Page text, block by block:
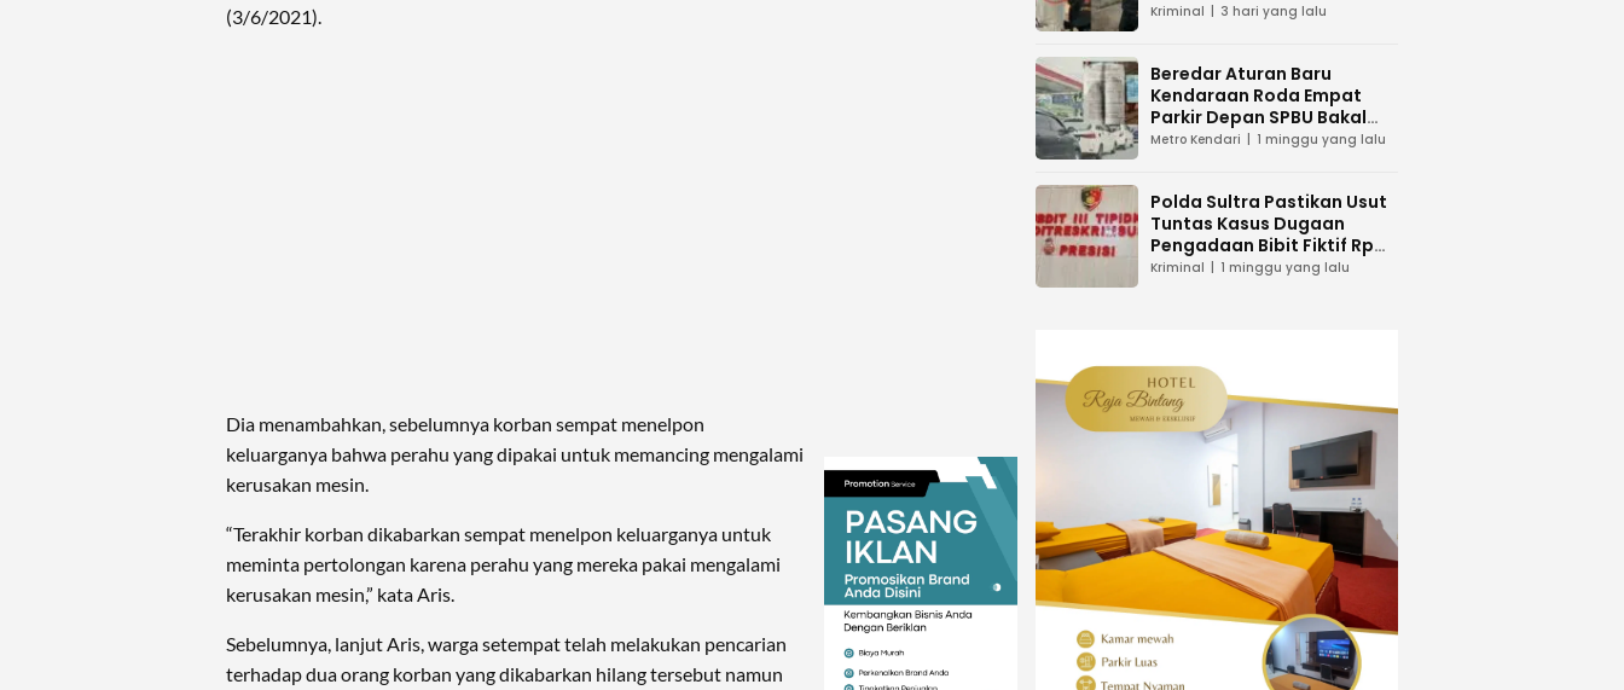
(3/6/2021).
Dia menambahkan, sebelumnya korban sempat menelpon
keluarganya bahwa perahu yang dipakai untuk memancing mengalami
kerusakan mesin.
“Terakhir korban dikabarkan sempat menelpon keluarganya untuk
meminta pertolongan karena perahu yang mereka pakai mengalami
kerusakan mesin,” kata Aris.
Sebelumnya, lanjut Aris, warga setempat telah melakukan pencarian
terhadap dua orang korban yang dikabarkan hilang tersebut namun
Polresta Kendari
Kriminal 3 hari yang lalu
Beredar Aturan Baru
Kendaraan Roda Empat
Parkir Depan SPBU Bakal
Dikenakan Pungutan Karcis
Metro Kendari 1 minggu yang lalu
Polda Sultra Pastikan Usut
Tuntas Kasus Dugaan
Pengadaan Bibit Fiktif Rp
26 Miliar
Kriminal 1 minggu yang lalu